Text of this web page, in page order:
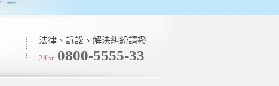
法律、訴訟、解決糾紛請撥
24hr 0800-5555-33